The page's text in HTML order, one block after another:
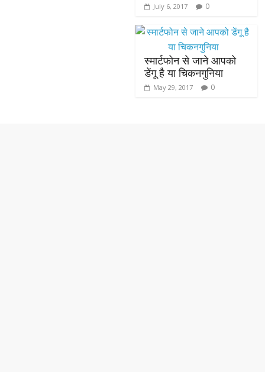
July 6, 2017 0
स्मार्टफोन से जाने आपको
डेंगू है या चिकनगुनिया
May 29, 2017 0